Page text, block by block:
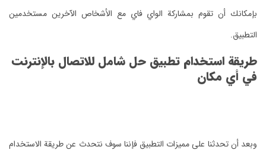
بإمكانك أن تقوم بمشاركة الواي فاي مع الأشخاص الآخرين مستخدمين
التطبيق.
طريقة استخدام تطبيق حل شامل للاتصال بالإنترنت
في أي مكان
وبعد أن تحدثنا على مميزات التطبيق فإننا سوف نتحدث عن طريقة الاستخدام